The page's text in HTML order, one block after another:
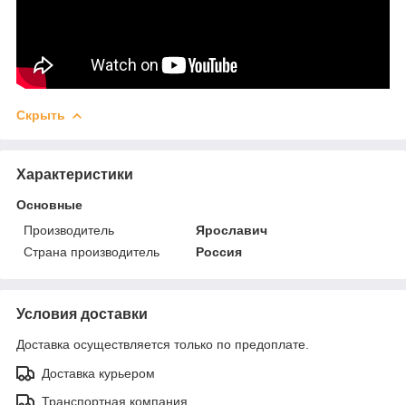
Скрыть
Характеристики
Основные
Производитель
Ярославич
Страна производитель
Россия
Условия доставки
Доставка осуществляется только по предоплате.
Доставка курьером
Транспортная компания